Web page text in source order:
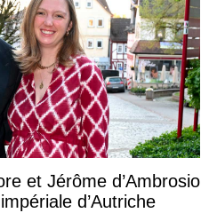
et Jérôme d’Ambrosio
d’Autriche